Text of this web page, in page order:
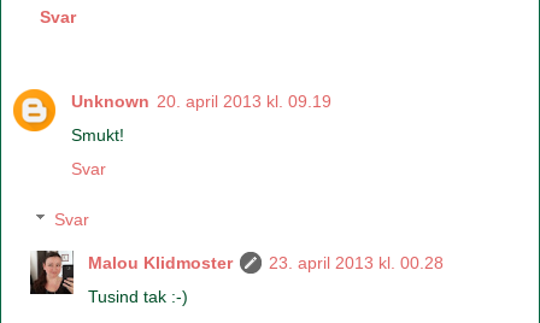
Svar
Unknown 20. april 2013 kl. 09.19
Smukt!
Svar
Svar
Malou Klidmoster
23. april 2013 kl. 00.28
Tusind tak :-)